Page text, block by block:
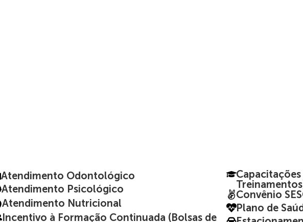
Atendimento Odontológico
Atendimento Psicológico
Atendimento Nutricional
Incentivo à Formação Continuada (Bolsas de
Convênio
Plano de